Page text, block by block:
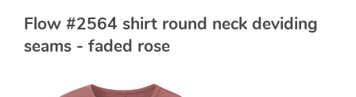
Flow #2564 shirt round neck deviding
seams - faded rose